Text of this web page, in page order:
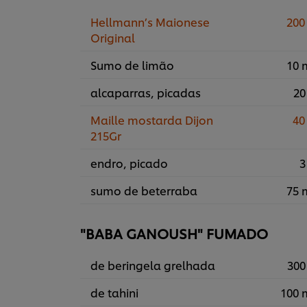
Hellmann’s Maionese
Original
Sumo de limão
10
alcaparras, picadas
Maille mostarda Dijon
215Gr
endro, picado
sumo de beterraba
75
"BABA GANOUSH" FUMADO
de beringela grelhada
de tahini
100